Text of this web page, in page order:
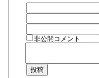
非公開コメント